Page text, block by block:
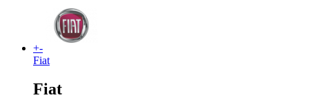
+-
Fiat
Fiat